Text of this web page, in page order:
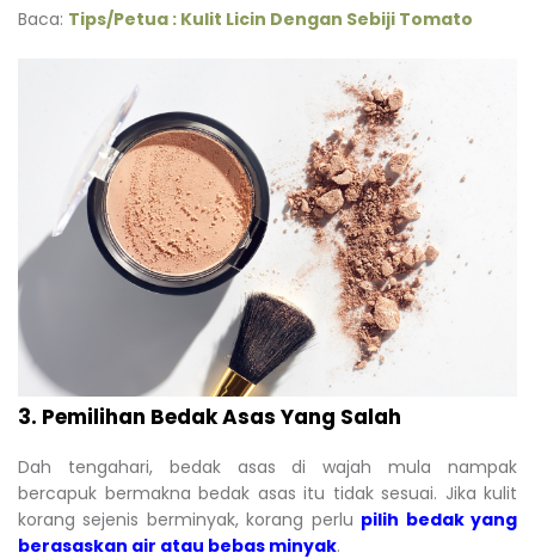
Baca: Tips/Petua : Kulit Licin Dengan Sebiji Tomato
3. Pemilihan Bedak Asas Yang Salah
Dah tengahari, bedak asas di wajah mula nampak
bercapuk bermakna bedak asas itu tidak sesuai. Jika kulit
korang sejenis berminyak, korang perlu pilih bedak yang
berasaskan air atau bebas minyak.